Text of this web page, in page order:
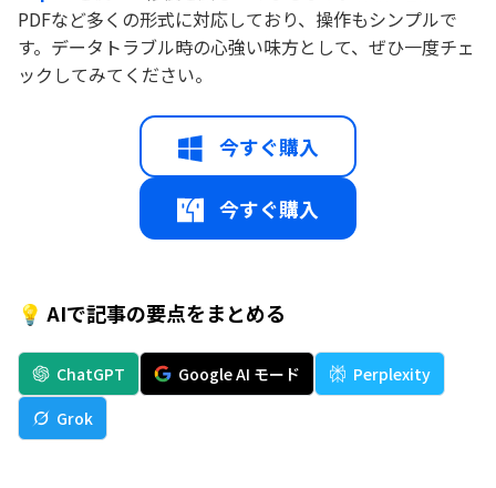
PDFなど多くの形式に対応しており、操作もシンプルで
す。データトラブル時の心強い味方として、ぜひ一度チェ
ックしてみてください。
今すぐ購入
今すぐ購入
💡 AIで記事の要点をまとめる
ChatGPT Google AI モード
Perplexity
Grok